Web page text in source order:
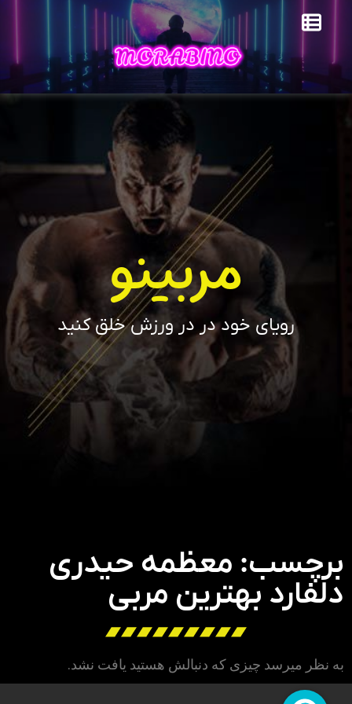
مربینو
رویای خود در در ورزش خلق کنید
برچسب: معظمه حیدری
دلفارد بهترین مربی
به نظر میرسد چیزی که دنبالش هستید یافت نشد.